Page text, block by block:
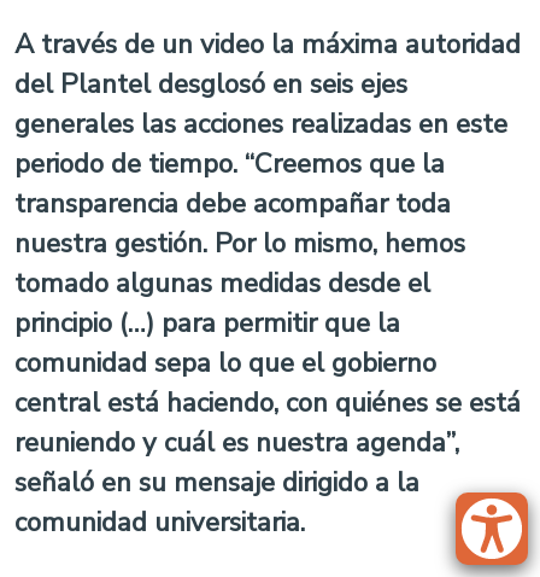
A través de un video la máxima autoridad
del Plantel desglosó en seis ejes
generales las acciones realizadas en este
periodo de tiempo. “Creemos que la
transparencia debe acompañar toda
nuestra gestión. Por lo mismo, hemos
tomado algunas medidas desde el
principio (…) para permitir que la
comunidad sepa lo que el gobierno
central está haciendo, con quiénes se está
reuniendo y cuál es nuestra agenda”,
señaló en su mensaje dirigido a la
comunidad universitaria.